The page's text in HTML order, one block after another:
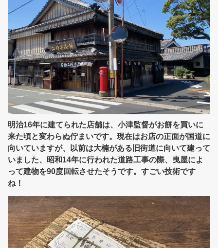
明治16年に建てられた店舗は、小津監督がお餅を買いに
来た頃と変わらぬ佇まいです。現在はお店の正面が国道に
向いていますが、以前は大楠がある旧街道に向いて建って
いました、昭和14年に行われた道路工事の際、曳屋によ
って建物を90度回転させたそうです。すごい技術です
ね！